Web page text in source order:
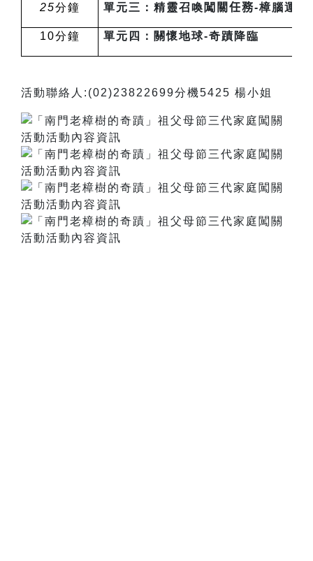
25分鐘 單元三：精靈召喚闖 關任務-樟腦運用
10分鐘 單元四：關懷地球-奇蹟降臨
活動聯絡人:(02)23822699分機5425 楊小姐